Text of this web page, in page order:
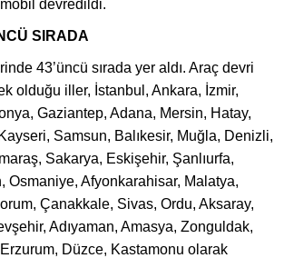
devredildi.
SIRADA
43’üncü sırada yer aldı. Araç devri
olduğu iller, İstanbul, Ankara, İzmir,
Gaziantep, Adana, Mersin, Hatay,
Samsun, Balıkesir, Muğla, Denizli,
Sakarya, Eskişehir, Şanlıurfa,
Osmaniye, Afyonkarahisar, Malatya,
Çanakkale, Sivas, Ordu, Aksaray,
Adıyaman, Amasya, Zonguldak,
Düzce, Kastamonu olarak